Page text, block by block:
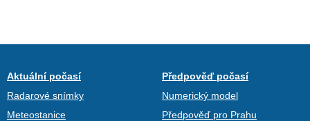
Aktuální počasí
Radarové snímky
Meteostanice
Předpověď počasí
Numerický model
Předpověď pro Prahu